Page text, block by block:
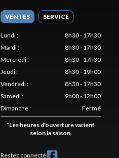
VENTES SERVICE
Lundi:
8h30 - 17h30
Mardi:
8h30 - 17h30
Mercredi:
8h30 - 17h30
Jeudi:
8h30 - 19h00
Vendredi:
8h30 - 17h30
Samedi:
9h00 - 12h00
Dimanche: Fermé
*Les heures d'ouverture varient
selon la saison.
Restez connecté